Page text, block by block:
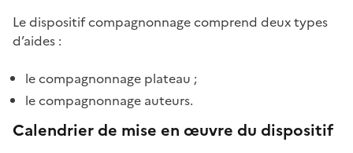
Le dispositif compagnonnage comprend deux types
d’aides :
le compagnonnage plateau ;
le compagnonnage auteurs.
Calendrier de mise en œuvre du dispositif